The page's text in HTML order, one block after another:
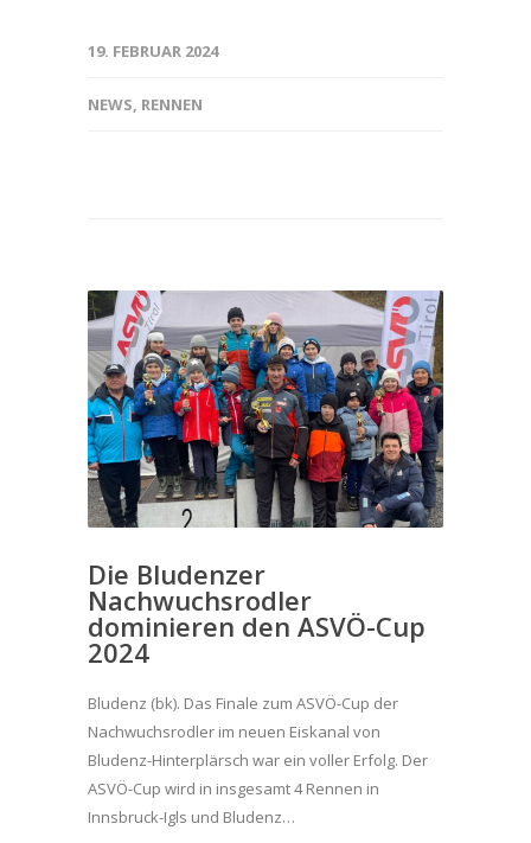
19. FEBRUAR 2024
NEWS, RENNEN
Die Bludenzer
Nachwuchsrodler
dominieren den ASVÖ-Cup
2024
Bludenz (bk). Das Finale zum ASVÖ-Cup der
Nachwuchsrodler im neuen Eiskanal von
Bludenz-Hinterplärsch war ein voller Erfolg. Der
ASVÖ-Cup wird in insgesamt 4 Rennen in
Innsbruck-Igls und Bludenz…